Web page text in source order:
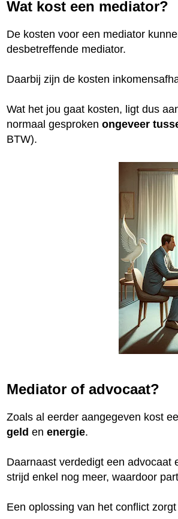
Wat kost een mediator?
De kosten voor een mediator
desbetreffende mediator.
Daarbij zijn de kosten
Wat het jou gaat kosten, ligt dus
normaal gesprokenongeveer
BTW).
Mediator of advocaat?
Zoals al eerder aangegeven kost
geld enenergie.
Daarnaast verdedigt een advocaat
strijd enkel nog meer, waardoor
Een oplossing van het conflict